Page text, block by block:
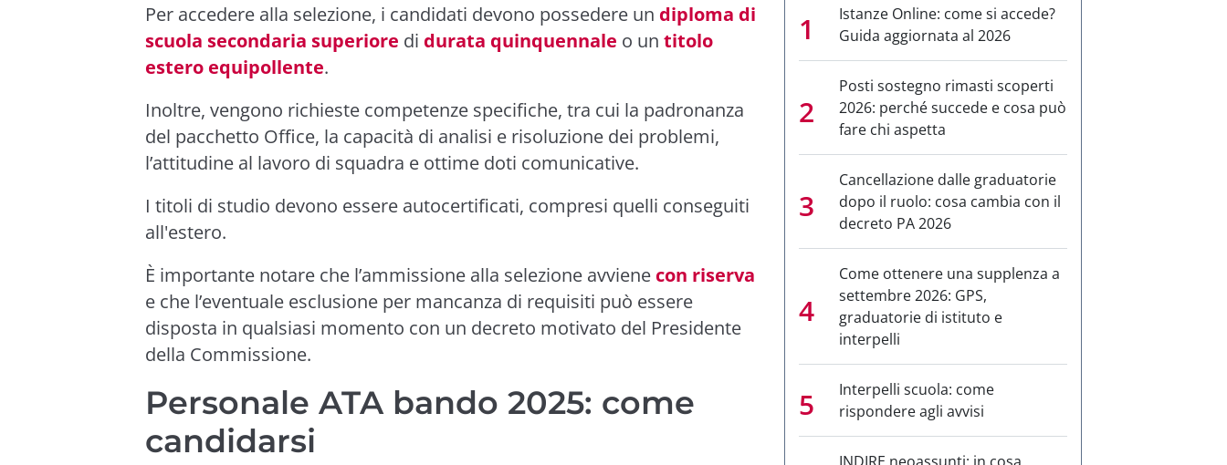
Per accedere alla selezione, i candidati devono possedere un diploma di
scuola secondaria superiore di durata quinquennale o un titolo
estero equipollente.
Inoltre, vengono richieste competenze specifiche, tra cui la padronanza
del pacchetto Office, la capacità di analisi e risoluzione dei problemi,
l’attitudine al lavoro di squadra e ottime doti comunicative.
I titoli di studio devono essere autocertificati, compresi quelli conseguiti
all'estero.
È importante notare che l’ammissione alla selezione avviene con riserva
e che l’eventuale esclusione per mancanza di requisiti può essere
disposta in qualsiasi momento con un decreto motivato del Presidente
della Commissione.
Personale ATA bando 2025: come
candidarsi
Istanze Online: come si accede?
Guida aggiornata al 2026
Posti sostegno rimasti scoperti
2026: perché succede e cosa può
fare chi aspetta
Cancellazione dalle graduatorie
dopo il ruolo: cosa cambia con il
decreto PA 2026
Come ottenere una supplenza a
settembre 2026: GPS,
graduatorie di istituto e
interpelli
Interpelli scuola: come
rispondere agli avvisi